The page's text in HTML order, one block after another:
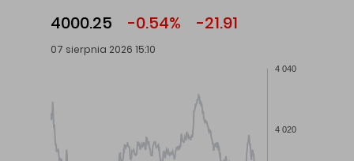
4000.25 -0.54% -21.91
07 sierpnia 2026 15:10
4 020
4 040